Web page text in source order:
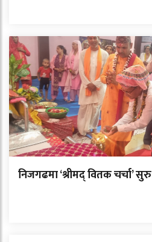
निजगढमा ‘श्रीमद् वितक चर्चा’ सुरु